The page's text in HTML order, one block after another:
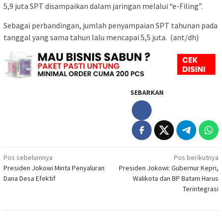
5,9 juta SPT disampaikan dalam jaringan melalui “e-Filing”.
Sebagai perbandingan, jumlah penyampaian SPT tahunan pada
tanggal yang sama tahun lalu mencapai 5,5 juta. (ant/dh)
SEBARKAN
Navigasi
pos
Pos sebelumnya
Presiden Jokowi Minta Penyaluran
Dana Desa Efektif
Pos berikutnya
Presiden Jokowi: Gubernur Kepri,
Walikota dan BP Batam Harus
Terintegrasi